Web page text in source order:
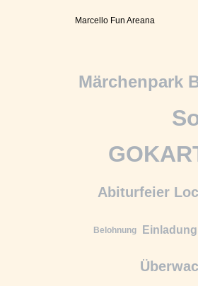
Marcello Fun Areana
Märchenpark
Abiturfeier
Belohnung Einladung